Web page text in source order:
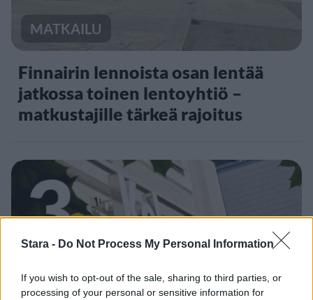
Stara - Do Not Process My Personal Information
If you wish to opt-out of the sale, sharing to third parties, or
processing of your personal or sensitive information for
MATKAILU
Finnairin lennoista osan lentää
jatkossa toinen lentoyhtiö –
matkustajille tärkeä rajoitus
3
UUTISET